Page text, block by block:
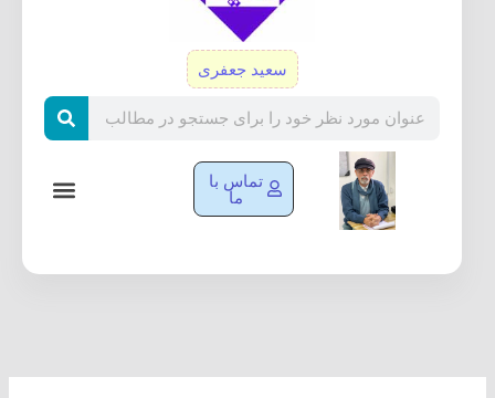
سعید جعفری
تماس با
ما